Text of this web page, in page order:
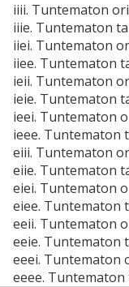
iiii. Tuntematon ori
iiie. Tuntematon
iiei. Tuntematon
iiee. Tuntematon
ieii. Tuntematon
ieie. Tuntematon
ieei. Tuntematon
ieee. Tuntematon
eiii. Tuntematon
eiie. Tuntematon
eiei. Tuntematon
eiee. Tuntematon
eeii. Tuntematon
eeie. Tuntematon
eeei. Tuntematon
eeee. Tuntematon